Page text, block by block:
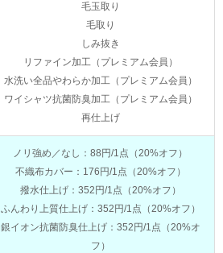
毛玉取り
毛取り
しみ抜き
リファイン加工（プレミアム会員）
水洗い全品やわらか加工（プレミアム会員）
ワイシャツ抗菌防臭加工（プレミアム会員）
再仕上げ
ノリ強め／なし：88円/1点（20%オフ）
不織布カバー：176円/1点（20%オフ）
撥水仕上げ：352円/1点（20%オフ）
ふんわり上質仕上げ：352円/1点（20%オフ）
銀イオン抗菌防臭仕上げ：352円/1点（20%オ
フ）